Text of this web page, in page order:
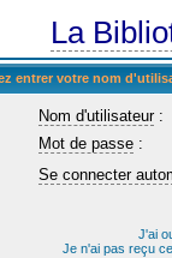
La
entrer votre nom
Nom d'utilisateur:
Mot de passe :
Se connecter
J'ai
Je n'ai pas reçu